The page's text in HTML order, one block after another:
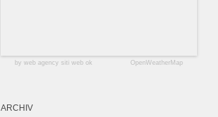
by web agency siti web ok OpenWeatherMap
ARCHIV